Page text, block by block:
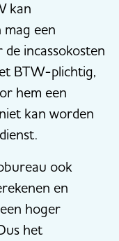
kan
mag een
incassokosten
BTW-plichtig,
hem een
kan worden
ook
en
hoger
het